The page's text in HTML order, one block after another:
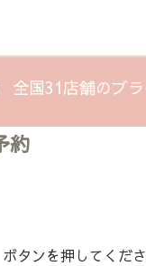
国31店舗のブ
約
タンを押してくだ